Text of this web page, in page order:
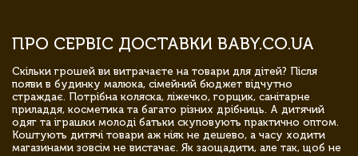
ПРО СЕРВІС ДОСТАВКИ BABY.CO.UA
Скільки грошей ви витрачаєте на товари для дітей? Після
появи в будинку малюка, сімейний бюджет відчутно
страждає. Потрібна коляска, ліжечко, горщик, санітарне
приладдя, косметика та багато різних дрібниць. А дитячий
одяг та іграшки молоді батьки скуповують практично оптом.
Коштують дитячі товари аж ніяк не дешево, а часу ходити
магазинами зовсім не вистачає. Як заощадити, але так, щоб не